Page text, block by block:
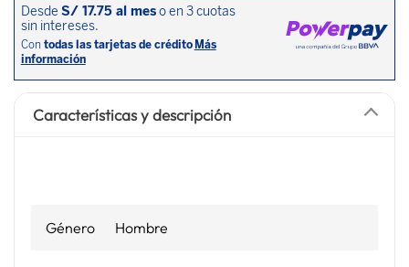
Características y descripción
Género Hombre